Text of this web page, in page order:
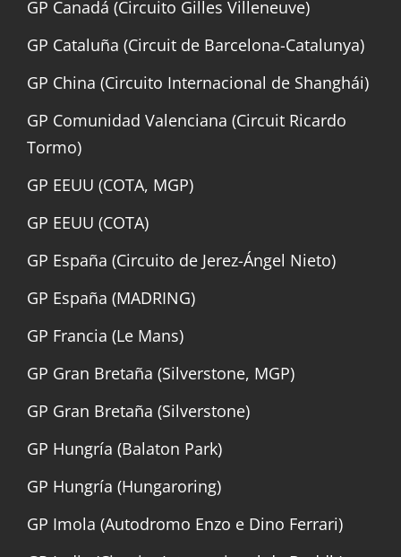
GP Canadá (Circuito Gilles Villeneuve)
GP Cataluña (Circuit de Barcelona-Catalunya)
GP China (Circuito Internacional de Shanghái)
GP Comunidad Valenciana (Circuit Ricardo
Tormo)
GP EEUU (COTA, MGP)
GP EEUU (COTA)
GP España (Circuito de Jerez-Ángel Nieto)
GP España (MADRING)
GP Francia (Le Mans)
GP Gran Bretaña (Silverstone, MGP)
GP Gran Bretaña (Silverstone)
GP Hungría (Balaton Park)
GP Hungría (Hungaroring)
GP Imola (Autodromo Enzo e Dino Ferrari)